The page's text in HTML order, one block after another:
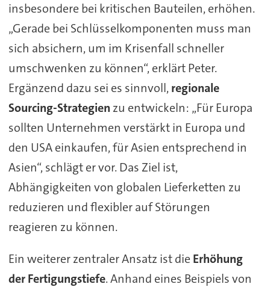
insbesondere bei kritischen Bauteilen, erhöhen.
„Gerade bei Schlüsselkomponenten muss man
sich absichern, um im Krisenfall schneller
umschwenken zu können“, erklärt Peter.
Ergänzend dazu sei es sinnvoll, regionale
Sourcing-Strategien zu entwickeln: „Für Europa
sollten Unternehmen verstärkt in Europa und
den USA einkaufen, für Asien entsprechend in
Asien“, schlägt er vor. Das Ziel ist,
Abhängigkeiten von globalen Lieferketten zu
reduzieren und flexibler auf Störungen
reagieren zu können.
Ein weiterer zentraler Ansatz ist die Erhöhung
der Fertigungstiefe. Anhand eines Beispiels von